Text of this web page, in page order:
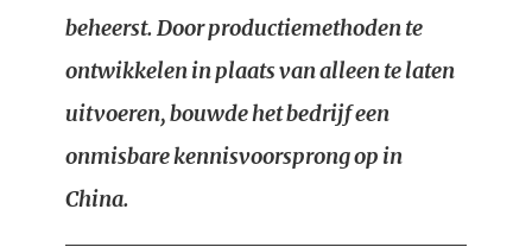
beheerst. Door productiemethoden te
ontwikkelen in plaats van alleen te laten
uitvoeren, bouwde het bedrijf een
onmisbare kennisvoorsprong op in
China.